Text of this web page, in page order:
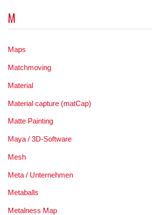
M
Maps
Matchmoving
Material
Material capture (matCap)
Matte Painting
Maya / 3D-Software
Mesh
Meta / Unternehmen
Metaballs
Metalness Map